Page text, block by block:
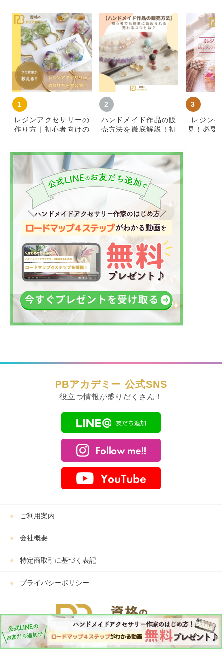
レジンアクセサリーの
作り方｜初心者向けの
ハンドメイド作品の販
売方法を徹底解説！初
レジン
見！必要
PBアカデミー 公式SNS
役立つ情報が盛りだくさん！
ご利用案内
会社概要
特定商取引に基づく表記
プライバシーポリシー